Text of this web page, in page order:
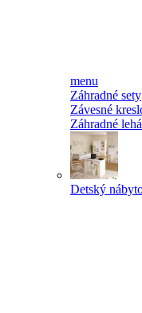
menu
Záhradné sety
Závesné
Záhradné
Detský